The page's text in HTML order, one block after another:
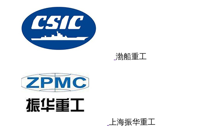
渤船重工
上海振华重工